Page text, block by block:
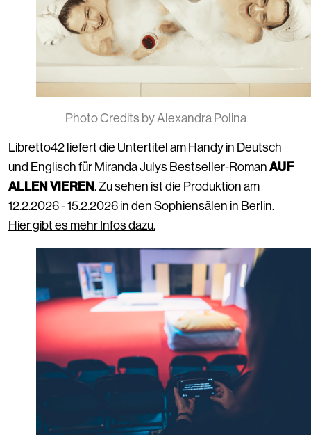
Photo Credits by Alexandra Polina
Libretto42 liefert die Untertitel am Handy in Deutsch
und Englisch für Miranda Julys Bestseller-Roman AUF
ALLEN VIEREN. Zu sehen ist die Produktion am
12.2.2026 - 15.2.2026 in den Sophiensälen in Berlin.
Hier gibt es mehr Infos dazu.